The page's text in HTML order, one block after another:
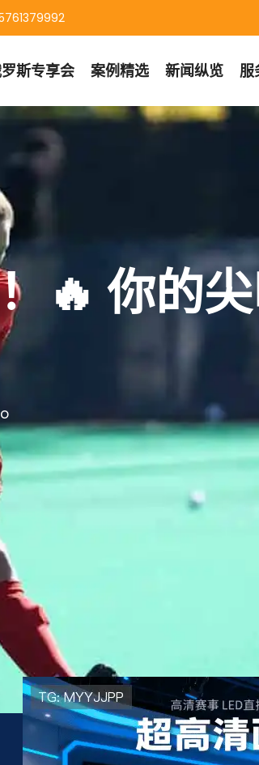
斯专享会 案例精选 新闻纵览 服
🔥 你的